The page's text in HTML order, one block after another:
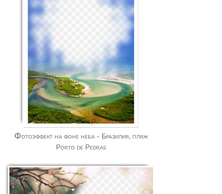
Фотоэффект на фоне неба - Бразилия, пляж
Porto de Pedras